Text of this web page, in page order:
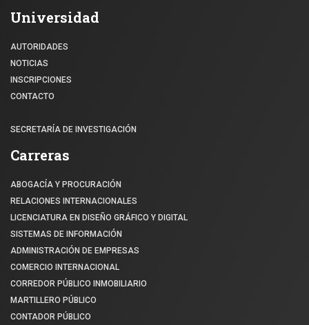
Universidad
AUTORIDADES
NOTICIAS
INSCRIPCIONES
CONTACTO
SECRETARÍA DE INVESTIGACIÓN
Carreras
ABOGACÍA Y PROCURACIÓN
RELACIONES INTERNACIONALES
LICENCIATURA EN DISEÑO GRÁFICO Y DIGITAL
SISTEMAS DE INFORMACIÓN
ADMINISTRACIÓN DE EMPRESAS
COMERCIO INTERNACIONAL
CORREDOR PÚBLICO INMOBILIARIO
MARTILLERO PÚBLICO
CONTADOR PÚBLICO